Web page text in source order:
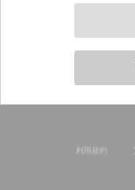
利用規約